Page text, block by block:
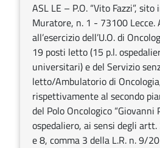
ASL LE – P.O. “Vito Fazzi”, sito
Muratore, n. 1 - 73100 Lecce.
all’esercizio dell’U.O. di
19 posti letto (15 p.l.
universitari) e del Servizio
letto/Ambulatorio di
rispettivamente al secondo
del Polo Oncologico “Giovanni
ospedaliero, ai sensi degli
e 8, comma 3 della L.R. n. 9/